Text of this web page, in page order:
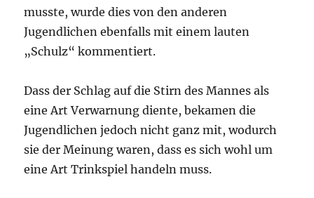
musste, wurde dies von den anderen
Jugendlichen ebenfalls mit einem lauten
„Schulz“ kommentiert.
Dass der Schlag auf die Stirn des Mannes als
eine Art Verwarnung diente, bekamen die
Jugendlichen jedoch nicht ganz mit, wodurch
sie der Meinung waren, dass es sich wohl um
eine Art Trinkspiel handeln muss.